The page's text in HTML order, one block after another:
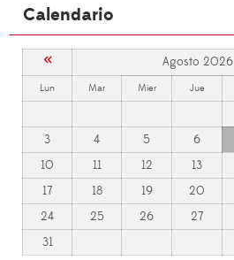
Calendario
« Agosto 2026
Lun Mar Mier Jue
3
4 5 6
10
11 12 13
17
18 19 20
24
25 26 27
31